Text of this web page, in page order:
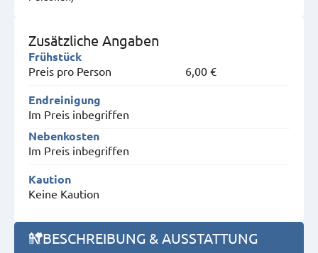
Zusätzliche Angaben
Frühstück
Preis pro Person 6,00 €
Endreinigung
Im Preis inbegriffen
Nebenkosten
Im Preis inbegriffen
Kaution
Keine Kaution
BESCHREIBUNG & AUSSTATTUNG